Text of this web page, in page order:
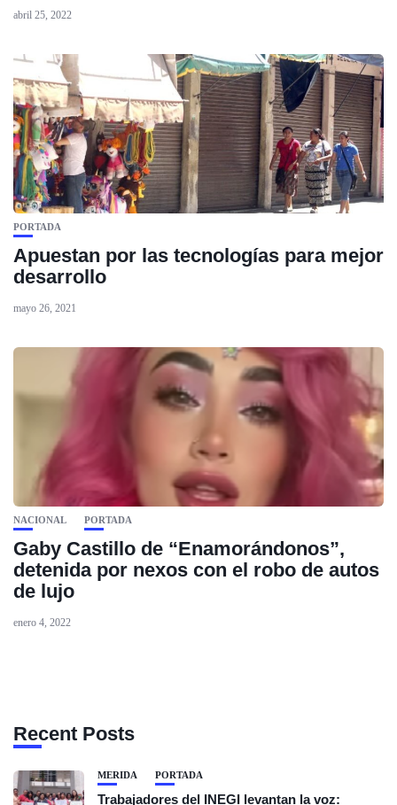
abril 25, 2022
PORTADA
Apuestan por las tecnologías para mejor
desarrollo
mayo 26, 2021
NACIONAL PORTADA
Gaby Castillo de “Enamorándonos”,
detenida por nexos con el robo de autos
de lujo
enero 4, 2022
Recent Posts
MÉRIDA PORTADA
Trabajadores del INEGI levantan la voz: